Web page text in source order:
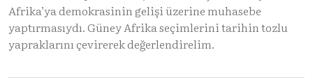
Afrika’ya demokrasinin gelişi üzerine muhasebe
yaptırmasıydı. Güney Afrika seçimlerini tarihin tozlu
yapraklarını çevirerek değerlendirelim.